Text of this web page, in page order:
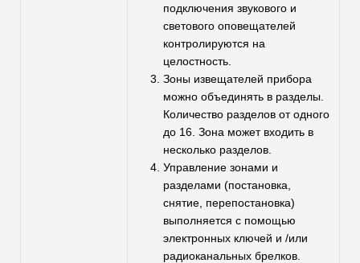
подключения звукового и
светового оповещателей
контролируются на
целостность.
Зоны извещателей прибора
можно объединять в разделы.
Количество разделов от одного
до 16. Зона может входить в
несколько разделов.
Управление зонами и
разделами (постановка,
снятие, перепостановка)
выполняется с помощью
электронных ключей и /или
радиоканальных брелков.